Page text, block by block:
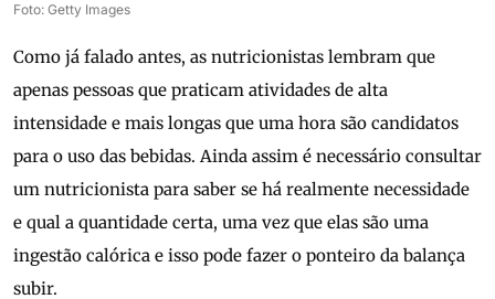
Foto: Getty Images
Como já falado antes, as nutricionistas lembram que
apenas pessoas que praticam atividades de alta
intensidade e mais longas que uma hora são candidatos
para o uso das bebidas. Ainda assim é necessário consultar
um nutricionista para saber se há realmente necessidade
e qual a quantidade certa, uma vez que elas são uma
ingestão calórica e isso pode fazer o ponteiro da balança
subir.